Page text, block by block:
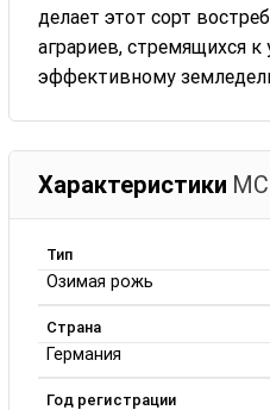
делает этот сорт
аграриев, стремящихся
эффективному
Характеристики
Тип
Озимая рожь
Страна
Германия
Год регистрации